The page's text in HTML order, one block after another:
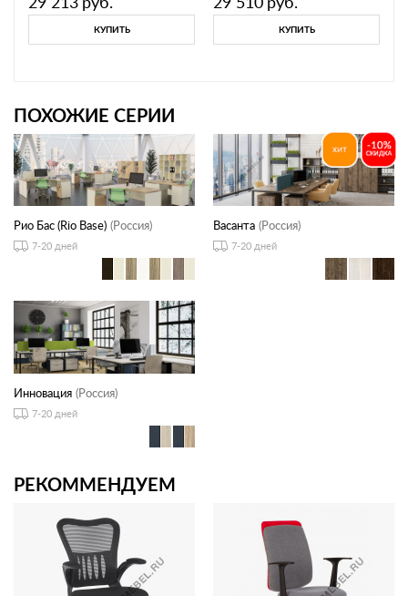
КУПИТЬ КУПИТЬ
ПОХОЖИЕ СЕРИИ
Рио Бас (Rio Base) (Россия)
7-20 дней
Васанта (Россия)
7-20 дней
Инновация (Россия)
7-20 дней
РЕКОММЕНДУЕМ